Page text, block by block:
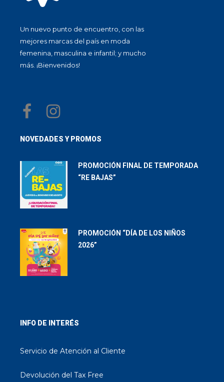
Un nuevo punto de encuentro, con las
mejores marcas del país en moda
femenina, masculina e infantil; y mucho
más. ¡Bienvenidos!
NOVEDADES Y PROMOS
PROMOCIÓN FINAL DE TEMPORADA
“RE BAJAS”
PROMOCIÓN “DÍA DE LOS NIÑOS
2026”
INFO DE INTERÉS
Servicio de Atención al Cliente
Devolución del Tax Free